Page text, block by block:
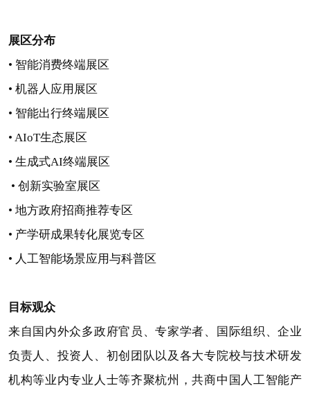
展区分布
• 智能消费终端展区
• 机器人应用展区
• 智能出行终端展区
• AIoT生态展区
• 生成式AI终端展区
• 创新实验室展区
• 地方政府招商推荐专区
• 产学研成果转化展览专区
• 人工智能场景应用与科普区
目标观众
来自国内外众多政府官员、专家学者、国际组织、企业
负责人、投资人、初创团队以及各大专院校与技术研发
机构等业内专业人士等齐聚杭州，共商中国人工智能产